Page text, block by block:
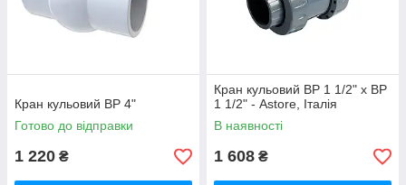
Кран кульовий ВР 4"
Готово до відправки
1 220 ₴
Кран кульовий ВР 1 1/2" х ВР
1 1/2" - Astore, Італія
В наявності
1 608 ₴